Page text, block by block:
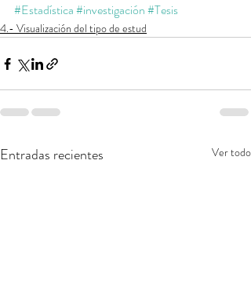
#Estadística#investigación#Tesis
4.- Visualización del tipo de estud
Entradas recientes Ver todo